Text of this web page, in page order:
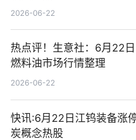
2026-06-22
热点评！生意社：6月22
燃料油市场行情整理
2026-06-22
快讯:6月22日江钨装备涨
炭概念热股